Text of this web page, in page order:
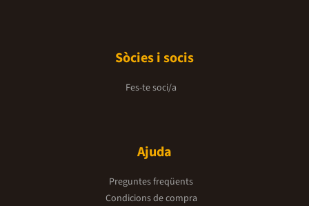
Sòcies i socis
Fes-te soci/a
Ajuda
Preguntes freqüents
Condicions de compra